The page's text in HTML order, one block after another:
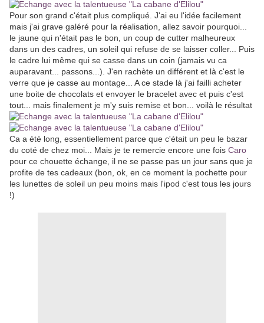
Pour son grand c'était plus compliqué. J'ai eu l'idée facilement
mais j'ai grave galéré pour la réalisation, allez savoir pourquoi...
le jaune qui n'était pas le bon, un coup de cutter malheureux
dans un des cadres, un soleil qui refuse de se laisser coller... Puis
le cadre lui même qui se casse dans un coin (jamais vu ca
auparavant... passons...). J'en rachète un différent et là c'est le
verre que je casse au montage... A ce stade là j'ai failli acheter
une boite de chocolats et envoyer le bracelet avec et puis c'est
tout... mais finalement je m'y suis remise et bon... voilà le résultat
Ca a été long, essentiellement parce que c'était un peu le bazar
du coté de chez moi... Mais je te remercie encore une fois Caro
pour ce chouette échange, il ne se passe pas un jour sans que je
profite de tes cadeaux (bon, ok, en ce moment la pochette pour
les lunettes de soleil un peu moins mais l'ipod c'est tous les jours
!)